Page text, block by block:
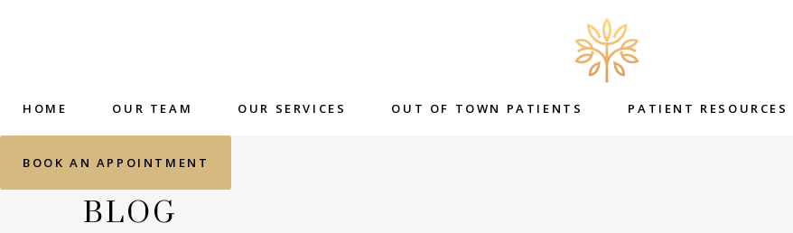
HOME OUR TEAM OUR SERVICES OUT OF TOWN PATIENTS PATIENT RESOURCES
BOOK AN APPOINTMENT
BLOG